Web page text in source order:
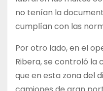
no tenían la
cumplían con las
Por otro lado, en el
Ribera, se controló la
que en esta zona del